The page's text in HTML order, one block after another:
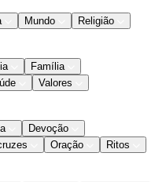
Mundo
Religião
Família
Valores
Devoção
Oração
Ritos